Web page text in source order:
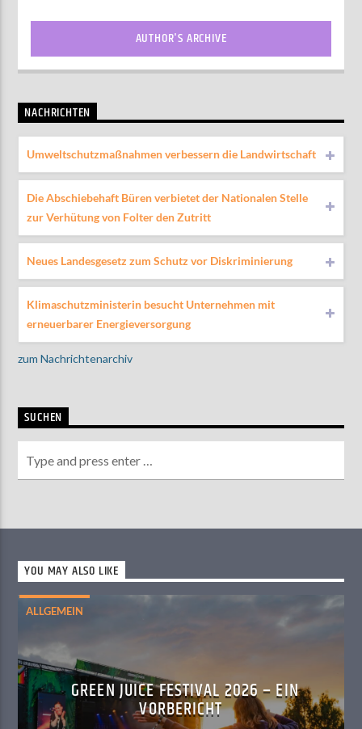
AUTHOR'S ARCHIVE
NACHRICHTEN
Umweltschutzmaßnahmen verbessern die Landwirtschaft
Die Abschiebehaft Büren verbietet der Nationalen Stelle
zur Verhütung von Folter den Zutritt
Neues Landesgesetz zum Schutz vor Diskriminierung
Klimaschutzministerin besucht Unternehmen mit
erneuerbarer Energieversorgung
zum Nachrichtenarchiv
SUCHEN
YOU MAY ALSO LIKE
ALLGEMEIN
GREEN JUICE FESTIVAL 2026 – EIN
VORBERICHT